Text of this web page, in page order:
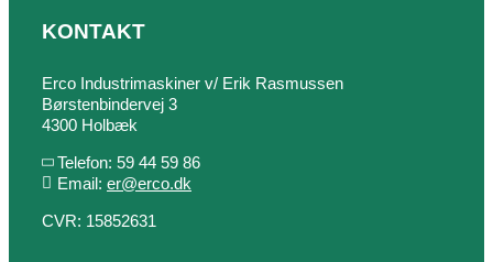
KONTAKT
Erco Industrimaskiner v/ Erik Rasmussen
Børstenbindervej 3
4300 Holbæk
Telefon: 59 44 59 86
Email: er@erco.dk
CVR: 15852631